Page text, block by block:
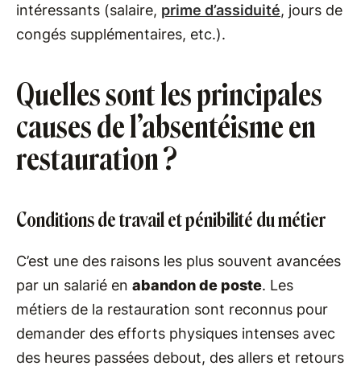
intéressants (salaire, prime d’assiduité, jours de
congés supplémentaires, etc.).
Quelles sont les principales
causes de l’absentéisme en
restauration ?
Conditions de travail et pénibilité du métier
C’est une des raisons les plus souvent avancées
par un salarié en abandon de poste. Les
métiers de la restauration sont reconnus pour
demander des efforts physiques intenses avec
des heures passées debout, des allers et retours